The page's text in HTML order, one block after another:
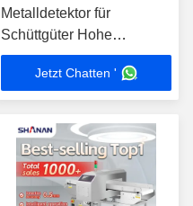
Metalldetektor für
Schüttgüter Hohe
Empfindlichkeit
Lebensmittelindustrie
Fabrik
Jetzt Chatten '